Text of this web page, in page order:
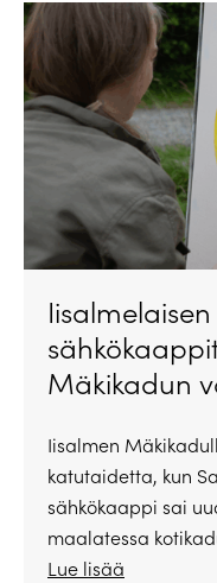
Mäkikadun
Iisalmen
katutaidetta, kun
sähkökaappi sai
maalatessa
Lue lisää